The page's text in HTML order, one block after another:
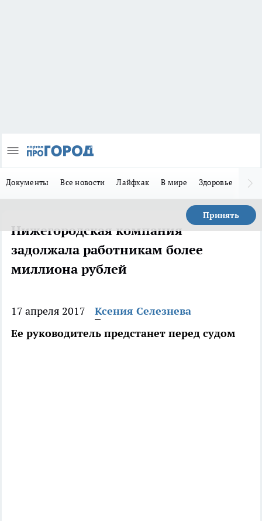
Документы Все новости Лайфхак В мире Здоровье
Принять
Нижегородская компания
задолжала работникам более
миллиона рублей
17 апреля 2017
Ксения Селезнева
Ее руководитель предстанет перед судом